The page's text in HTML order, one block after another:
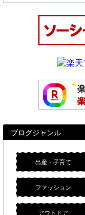
ブログジャンル
出産・子育て
ファッション
アウトドア